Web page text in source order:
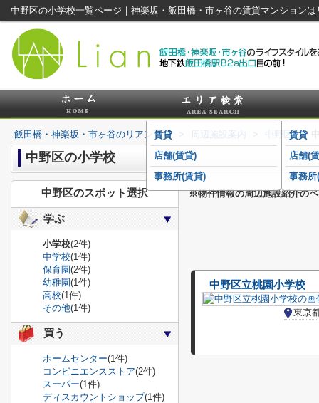
中野区の小学校一覧ページ｜神楽坂・飯田橋・市ヶ谷の賃貸マンションは
賃貸
店舗(賃貸)
事務所(賃貸)
賃貸
店舗(
事務所
飯田橋・神楽坂・市ヶ谷のリアンTOP 周辺施設案内 中野区 >
中野区の小学校
※物件情報の周辺施設紹介の
中野区立桃園小学校
東京
中野区のスポット選択
学ぶ
小学校(2件)
中学校(1件)
保育園(2件)
幼稚園(1件)
高校(1件)
その他(1件)
買う
ホームセンター(1件)
コンビニエンスストア(2件)
スーパー(1件)
ディスカウントショップ(1件)